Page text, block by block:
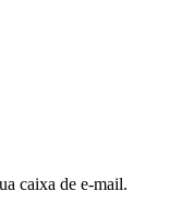
caixa de e-mail.